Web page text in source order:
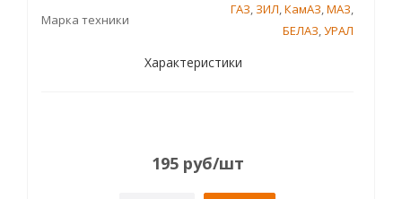
Марка техники
ГАЗ, ЗИЛ,КамАЗ,МАЗ,
БЕЛАЗ,УРАЛ
Характеристики
195 руб/шт